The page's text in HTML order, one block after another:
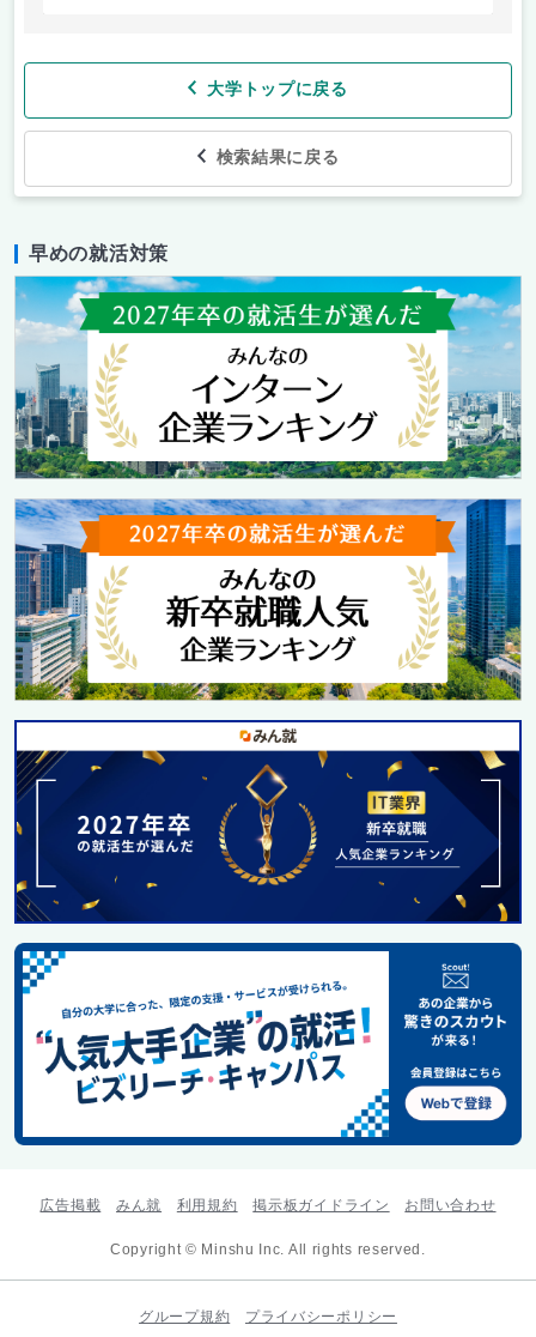
大学トップに戻る
検索結果に戻る
早めの就活対策
広告掲載 みん就 利用規約 掲示板ガイドライン お問い合わせ
Copyright © Minshu Inc. All rights reserved.
グループ規約 プライバシーポリシー